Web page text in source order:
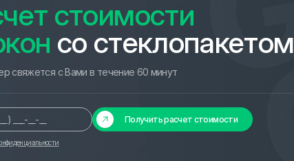
стоимости
со стеклопакетом
свяжется с Вами в течение 60 минут
Получить расчет стоимости